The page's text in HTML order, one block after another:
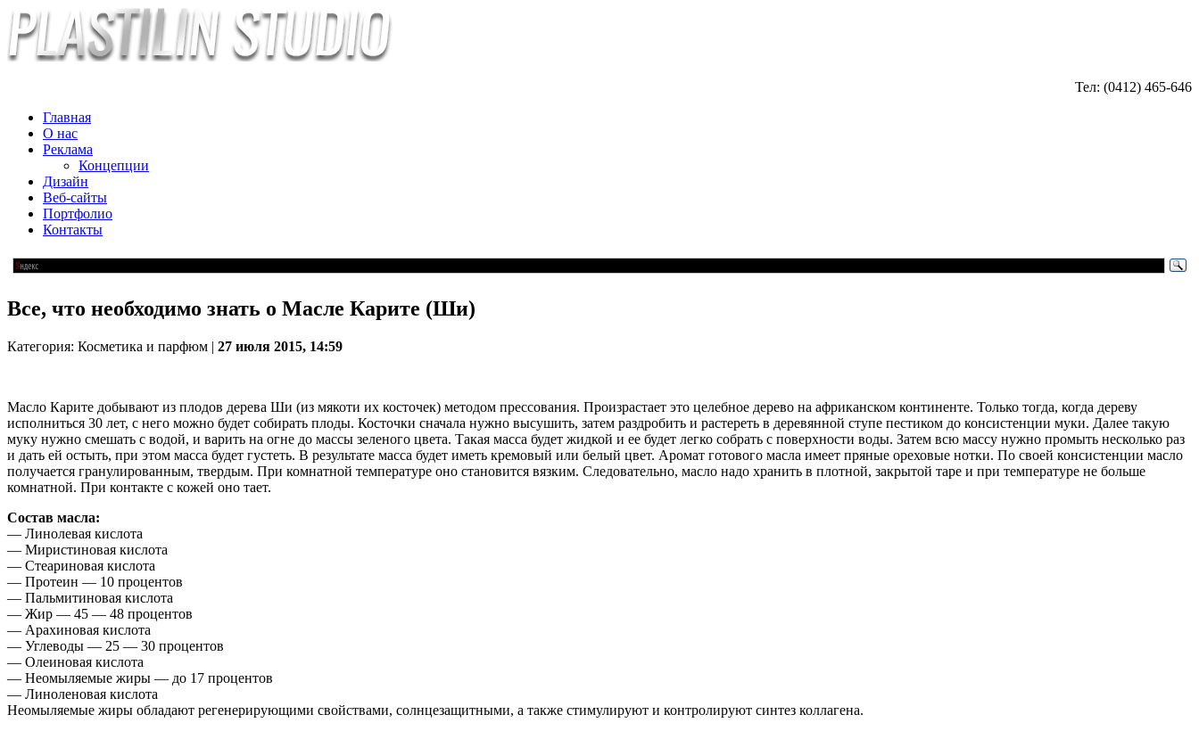
Тел: (0412) 465-646
Главная
О нас
Реклама
Концепции
Дизайн
Веб-сайты
Портфолио
Контакты
Все, что необходимо знать о Масле Карите (Ши)
Категория: Косметика и парфюм | 27 июля 2015, 14:59
Масло Карите добывают из плодов дерева Ши (из мякоти их косточек) методом прессования. Произрастает это целебное дерево на африканском континенте. Только тогда, когда дереву
исполниться 30 лет, с него можно будет собирать плоды. Косточки сначала нужно высушить, затем раздробить и растереть в деревянной ступе пестиком до консистенции муки. Далее такую
муку нужно смешать с водой, и варить на огне до массы зеленого цвета. Такая масса будет жидкой и ее будет легко собрать с поверхности воды. Затем всю массу нужно промыть несколько раз
и дать ей остыть, при этом масса будет густеть. В результате масса будет иметь кремовый или белый цвет. Аромат готового масла имеет пряные ореховые нотки. По своей консистенции масло
получается гранулированным, твердым. При комнатной температуре оно становится вязким. Следовательно, масло надо хранить в плотной, закрытой таре и при температуре не больше
комнатной. При контакте с кожей оно тает.
Состав масла:
— Линолевая кислота
— Миристиновая кислота
— Стеариновая кислота
— Протеин — 10 процентов
— Пальмитиновая кислота
— Жир — 45 — 48 процентов
— Арахиновая кислота
— Углеводы — 25 — 30 процентов
— Олеиновая кислота
— Неомыляемые жиры — до 17 процентов
— Линоленовая кислота
Неомыляемые жиры обладают регенерирующими свойствами, солнцезащитными, а также стимулируют и контролируют синтез коллагена.